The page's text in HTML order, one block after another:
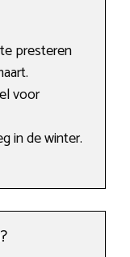
presteren
voor
in de winter.